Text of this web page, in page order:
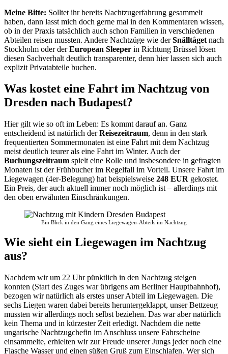
Meine Bitte: Solltet ihr bereits Nachtzugerfahrung gesammelt
haben, dann lasst mich doch gerne mal in den Kommentaren wissen,
ob in der Praxis tatsächlich auch schon Familien in verschiedenen
Abteilen reisen mussten. Andere Nachtzüge wie derSnälltåget nach
Stockholm oder derEuropean Sleeper in Richtung Brüssel lösen
diesen Sachverhalt deutlich transparenter, denn hier lassen sich auch
explizit Privatabteile buchen.
Was kostet eine Fahrt im Nachtzug von
Dresden nach Budapest?
Hier gilt wie so oft im Leben: Es kommt darauf an. Ganz
entscheidend ist natürlich derReisezeitraum, denn in den stark
frequentierten Sommermonaten ist eine Fahrt mit dem Nachtzug
meist deutlich teurer als eine Fahrt im Winter. Auch der
Buchungszeitraum spielt eine Rolle und insbesondere in gefragten
Monaten ist der Frühbucher im Regelfall im Vorteil. Unsere Fahrt im
Liegewagen (4er-Belegung) hat beispielsweise 248 EUR gekostet.
Ein Preis, der auch aktuell immer noch möglich ist – allerdings mit
den oben erwähnten Einschränkungen.
Ein Blick in den Gang eines Liegewagen-Abteils im Nachtzug
Wie sieht ein Liegewagen im Nachtzug
aus?
Nachdem wir um 22 Uhr pünktlich in den Nachtzug steigen
konnten (Start des Zuges war übrigens am Berliner Hauptbahnhof),
bezogen wir natürlich als erstes unser Abteil im Liegewagen. Die
sechs Liegen waren dabei bereits heruntergeklappt, unser Bettzeug
mussten wir allerdings noch selbst beziehen. Das war aber natürlich
kein Thema und in kürzester Zeit erledigt. Nachdem die nette
ungarische Nachtzugchefin im Anschluss unsere Fahrscheine
einsammelte, erhielten wir zur Freude unserer Jungs jeder noch eine
Flasche Wasser und einen süßen Gruß zum Einschlafen. Wer sich